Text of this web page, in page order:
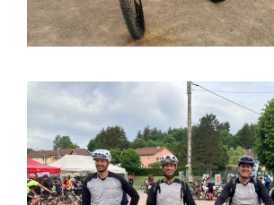
Lundi au vendredi ( 8h00 – 17h00 )